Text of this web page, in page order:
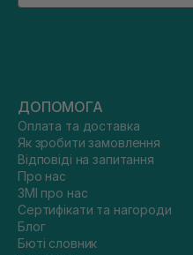
ДОПОМОГА
Оплата та доставка
Як зробити замовлення
Відповіді на запитання
Про нас
ЗМІ про нас
Сертифікати та нагороди
Блог
Бюті словник